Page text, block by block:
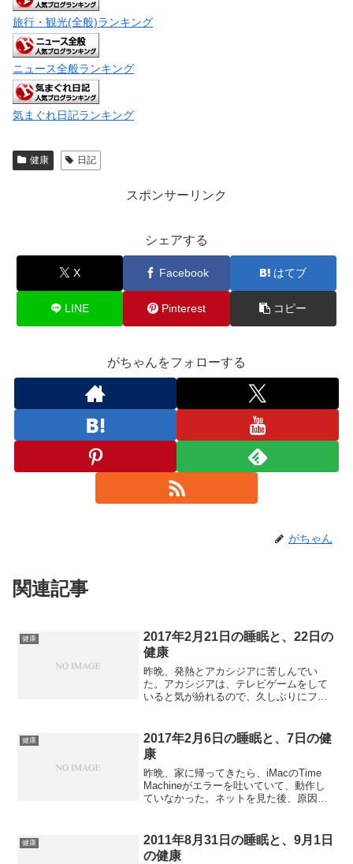
旅行・観光(全般)ランキング
ニュース全般ランキング
気まぐれ日記ランキング
健康 日記
スポンサーリンク
シェアする
X Facebook はてブ
LINE Pinterest コピー
がちゃんをフォローする
がちゃん
関連記事
健康
2017年2月21日の睡眠と、22日の
健康
昨晩、発熱とアカシジアに苦しんでい
た。アカシジアは、テレビゲームをして
いると気が紛れるので、久しぶりにファ
でなんとか落ち着いたが、発熱によるだ
るさはどうしようもなかった...
健康
2017年2月6日の睡眠と、7日の健
康
昨晩、家に帰ってきたら、iMacのTime
Machineがエラーを吐いていて、動作し
ていなかった。ネットを見た後、原因を
付けHDDのチェックを始めたら、...
健康
2011年8月31日の睡眠と、9月1日
の健康